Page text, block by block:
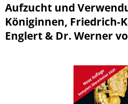
Aufzucht und
Königinnen, Friedrich-
Englert & Dr. Werner